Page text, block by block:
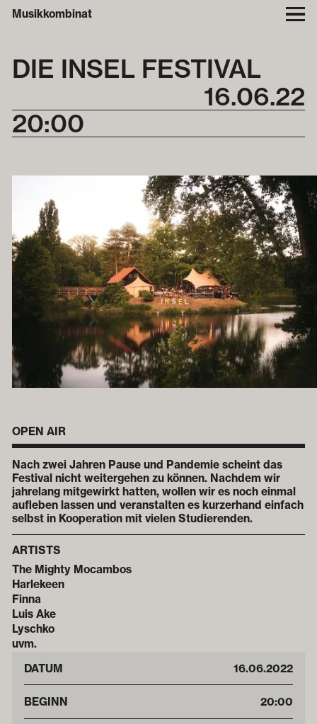
Musikkombinat
DIE INSEL FESTIVAL
16.06.22
20:00
OPEN AIR
Nach zwei Jahren Pause und Pandemie scheint das
Festival nicht weitergehen zu können. Nachdem wir
jahrelang mitgewirkt hatten, wollen wir es noch einmal
aufleben lassen und veranstalten es kurzerhand einfach
selbst in Kooperation mit vielen Studierenden.
ARTISTS
The Mighty Mocambos
Harlekeen
Finna
Luis Ake
Lyschko
uvm.
DATUM
16.06.2022
BEGINN 20:00